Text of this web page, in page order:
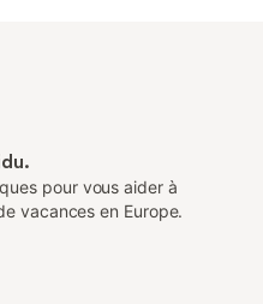
pour vous aider à
vacances en Europe.